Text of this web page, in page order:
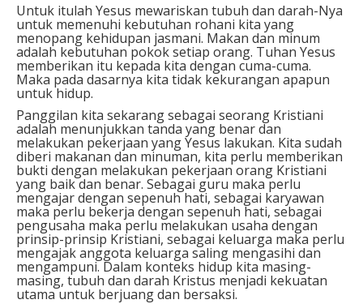
Untuk itulah Yesus mewariskan tubuh dan darah-Nya
untuk memenuhi kebutuhan rohani kita yang
menopang kehidupan jasmani. Makan dan minum
adalah kebutuhan pokok setiap orang. Tuhan Yesus
memberikan itu kepada kita dengan cuma-cuma.
Maka pada dasarnya kita tidak kekurangan apapun
untuk hidup.
Panggilan kita sekarang sebagai seorang Kristiani
adalah menunjukkan tanda yang benar dan
melakukan pekerjaan yang Yesus lakukan. Kita sudah
diberi makanan dan minuman, kita perlu memberikan
bukti dengan melakukan pekerjaan orang Kristiani
yang baik dan benar. Sebagai guru maka perlu
mengajar dengan sepenuh hati, sebagai karyawan
maka perlu bekerja dengan sepenuh hati, sebagai
pengusaha maka perlu melakukan usaha dengan
prinsip-prinsip Kristiani, sebagai keluarga maka perlu
mengajak anggota keluarga saling mengasihi dan
mengampuni. Dalam konteks hidup kita masing-
masing, tubuh dan darah Kristus menjadi kekuatan
utama untuk berjuang dan bersaksi.